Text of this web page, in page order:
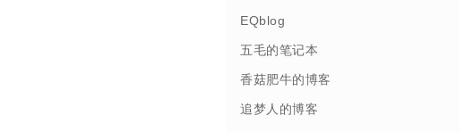
EQblog
五毛的笔记本
香菇肥牛的博客
追梦人的博客